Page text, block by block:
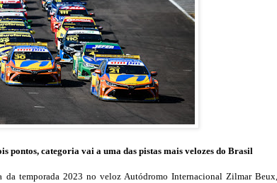
pontos, categoria vai a uma das pistas mais velozes do Brasil
da temporada 2023 no veloz Autódromo Internacional Zilmar